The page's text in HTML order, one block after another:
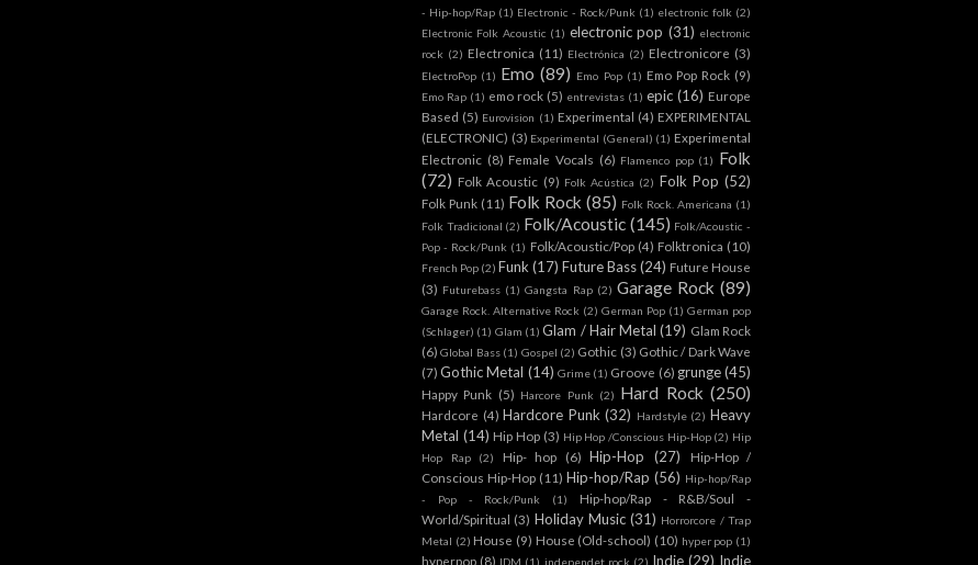
- Hip-hop/Rap (1) Electronic - Rock/Punk (1) electronic folk (2)
Electronic Folk Acoustic (1) electronic pop (31) electronic
rock (2) Electronica (11) Electrónica (2) Electronicore (3)
ElectroPop (1) Emo (89) Emo Pop (1) Emo Pop Rock (9)
Emo Rap (1) emo rock (5) entrevistas (1) epic (16) Europe
Based (5) Eurovision (1) Experimental (4) EXPERIMENTAL
(ELECTRONIC) (3) Experimental (General) (1) Experimental
Electronic (8) Female Vocals (6) Flamenco pop (1) Folk
(72) Folk Acoustic (9) Folk Acústica (2) Folk Pop (52)
Folk Punk (11) Folk Rock (85) Folk Rock. Americana (1)
Folk Tradicional (2) Folk/Acoustic (145) Folk/Acoustic -
Pop - Rock/Punk (1) Folk/Acoustic/Pop (4) Folktronica (10)
French Pop (2) Funk (17) Future Bass(24) Future House
(3) Futurebass (1) Gangsta Rap (2) Garage Rock (89)
Garage Rock. Alternative Rock (2) German Pop (1) German pop
(Schlager) (1) Glam (1) Glam / Hair Metal (19) Glam Rock
(6) Global Bass (1) Gospel (2) Gothic (3) Gothic / Dark Wave
(7) Gothic Metal (14) Grime (1) Groove (6) grunge (45)
Happy Punk (5) Harcore Punk (2) Hard Rock (250)
Hardcore (4) Hardcore Punk (32) Hardstyle (2) Heavy
Metal (14) Hip Hop (3) Hip Hop /Conscious Hip-Hop (2) Hip
Hop Rap
(2) Hip- hop (6) Hip-Hop (27)
Hip-Hop /
Conscious Hip-Hop (11) Hip-hop/Rap (56) Hip-hop/Rap
- Pop - Rock/Punk
(1)
Hip-hop/Rap - R&B/Soul -
World/Spiritual (3) Holiday Music (31) Horrorcore / Trap
Metal (2) House (9) House (Old-school) (10) hyper pop (1)
hyperpop (8) IDM (1) independet rock (2) Indie (29) Indie